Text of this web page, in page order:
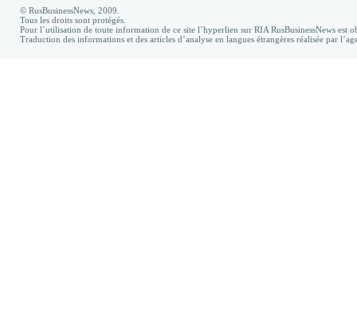
© RusBusinessNews, 2009.
Tous les droits sont protégés.
Pour l`utilisation de toute information de ce site l`hyperlien sur RIA RusBusinessNews est
Traduction des informations et des articles d’analyse en langues étrangères réalisée par